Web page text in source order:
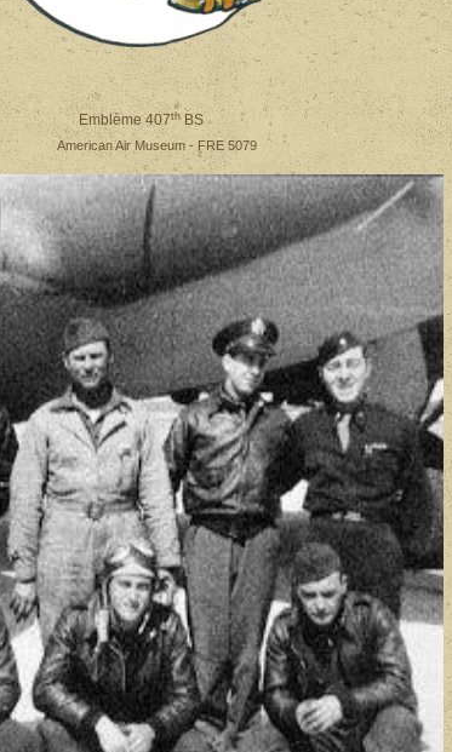
407th BS
Museum - FRE 5079